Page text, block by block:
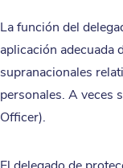
La función del
aplicación adecuada
supranacionales
personales. A veces
Officer).